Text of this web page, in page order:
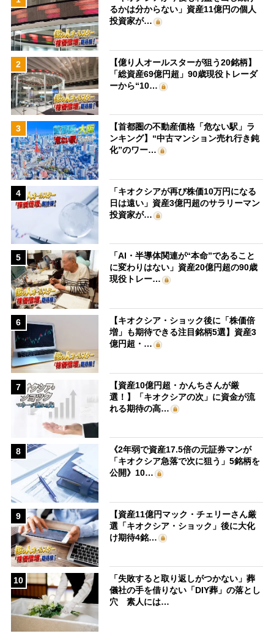
るかは分からない」資産11億円の個人
投資家が…
2
【億り人オールスターが狙う20銘柄】
「総資産69億円超」90歳現役トレーダ
ーから“10…
3
【首都圏の不動産価格「危ない駅」ラ
ンキング】“中古マンション売れ行き鈍
化”のワー…
4
「キオクシアが再び株価10万円になる
日は遠い」資産3億円超のサラリーマン
投資家が…
5
「AI・半導体関連が“本命”であること
に変わりはない」資産20億円超の90歳
現役トレー…
6
【キオクシア・ショック後に「株価倍
増」も期待できる注目銘柄5選】資産3
億円超・…
7
【資産10億円超・かんちさんが厳
選！】「キオクシアの次」に資金が流
れる期待の高…
8
《2年弱で資産17.5倍の元証券マンが
「キオクシア急落で次に狙う」5銘柄を
公開》10…
9
【資産11億円マック・チェリーさん厳
選「キオクシア・ショック」後に大化
け期待4銘…
10
「失敗すると取り返しがつかない」葬
儀社の手を借りない「DIY葬」の落とし
穴 素人には…